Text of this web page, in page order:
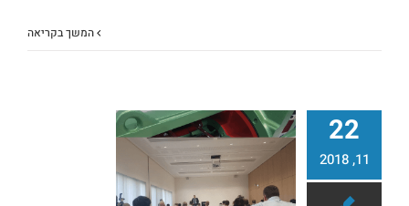
המשך בקריאה
22
11, 2018